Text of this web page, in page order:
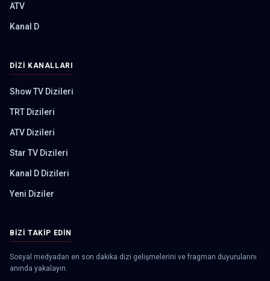
ATV
Kanal D
DIZI KANALLARI
Show TV Dizileri
TRT Dizileri
ATV Dizileri
Star TV Dizileri
Kanal D Dizileri
Yeni Diziler
BIZI TAKIP EDIN
Sosyal medyadan en son dakika dizi gelişmelerini ve fragman duyurularını
anında yakalayın.